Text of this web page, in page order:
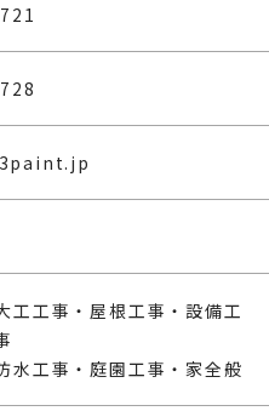
工工事・屋根工事・設備工
水工事・庭園工事・家全般